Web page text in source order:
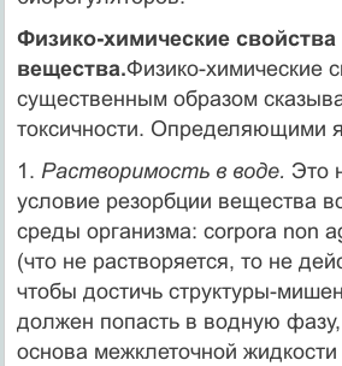
Физико-химические свойства
вещества.Физико-химические
существенным образом
токсичности. Определяющими
1. Растворимость в воде. Это
условие резорбции вещества
среды организма: corpora non
(что не растворяется, то не
чтобы достичь структуры-
должен попасть в водную фазу,
основа межклеточной жидкости